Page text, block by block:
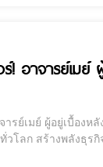
! อาจารย์เมย์
กรดังระดับโลก! [elementor-template
ในโลกธุรกิจที่การแข่งขันสูง “ฮวงจุ้ยแบรนด์